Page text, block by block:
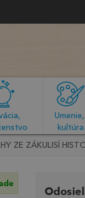
Umenie,
kultúra
ZE ZÁKULISÍ